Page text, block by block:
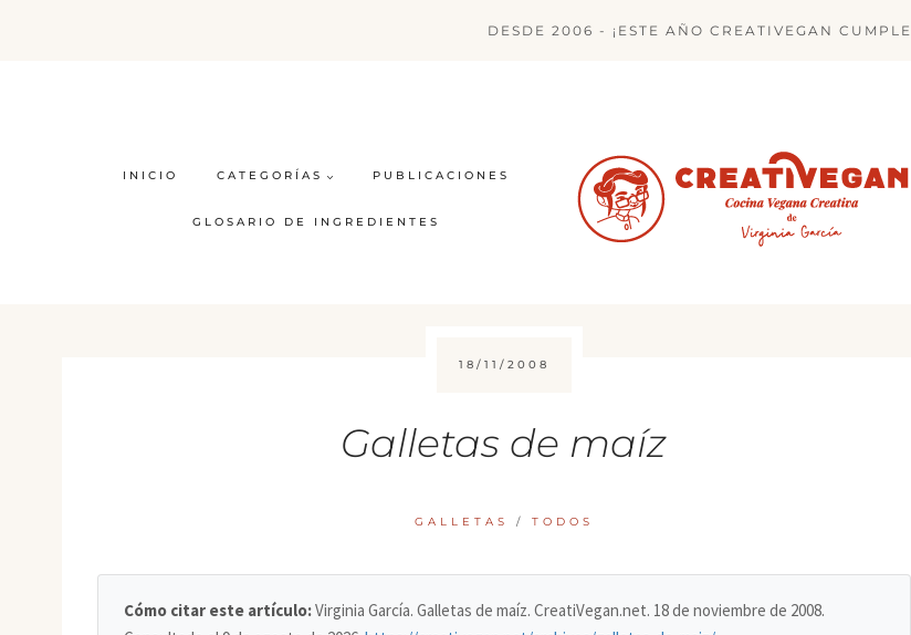
DESDE 2006 - ¡ESTE AÑO CREATIVEGAN CUMPLE
INICIO CATEGORÍAS PUBLICACIONES
GLOSARIO DE INGREDIENTES
18/11/2008
Galletas de maíz
GALLETAS / TODOS
Cómo citar este artículo:Virginia García. Galletas de maíz. CreatiVegan.net. 18 de noviembre de 2008.